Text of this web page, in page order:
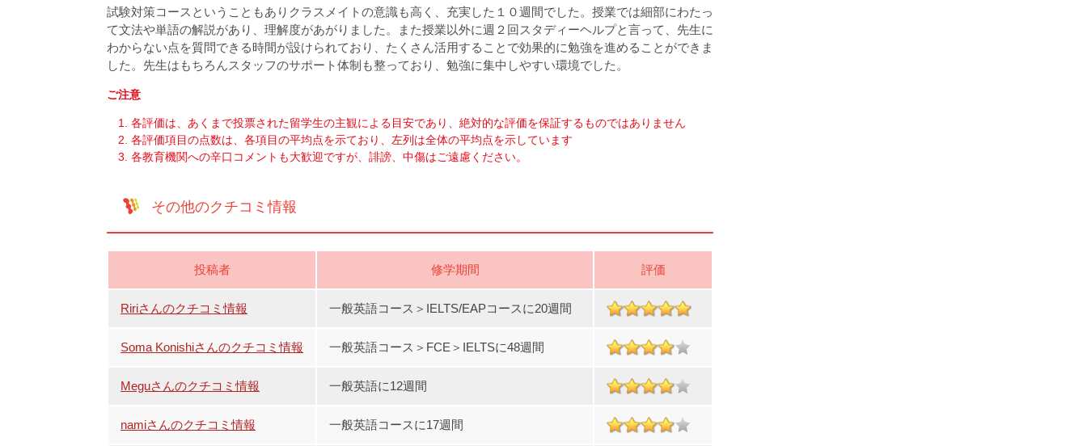
試験対策コースということもありクラスメイトの意識も高く、充実した１０週間でした。授業では細部にわたっ
て文法や単語の解説があり、理解度があがりました。また授業以外に週２回スタディーヘルプと言って、先生に
わからない点を質問できる時間が設けられており、たくさん活用することで効果的に勉強を進めることができま
した。先生はもちろんスタッフのサポート体制も整っており、勉強に集中しやすい環境でした。
ご注意
各評価は、あくまで投票された留学生の主観による目安であり、絶対的な評価を保証するものではありません
各評価項目の点数は、各項目の平均点を示ており、左列は全体の平均点を示しています
各教育機関への辛口コメントも大歓迎ですが、誹謗、中傷はご遠慮ください。
その他のクチコミ情報
投稿者 修学期間 評価
Ririさんのクチコミ情報 一般英語コース＞IELTS/EAPコースに20週間
Soma Konishiさんのクチコミ情報 一般英語コース＞FCE＞IELTSに48週間
Meguさんのクチコミ情報 一般英語に12週間
namiさんのクチコミ情報 一般英語コースに17週間